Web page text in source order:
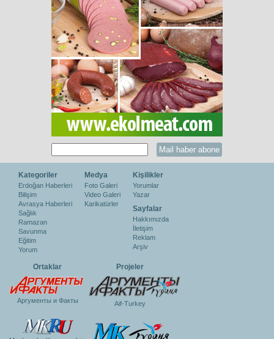
Kategoriler
Erdoğan Haberleri
Bilişim
Avrasya Haberleri
Sağlık
Ramazan
Savunma
Eğitim
Yorum
Medya
Foto Galeri
Video Galeri
Karikatürler
Kişilikler
Yorumlar
Yazar
Sayfalar
Hakkımızda
İletişim
Reklam
Arşiv
Ortaklar
Аргументы и Факты
Projeler
Aif-Turkey